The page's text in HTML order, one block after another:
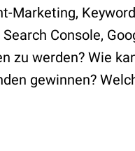
Marketing,
Console,
zu werden? Wie
gewinnen?